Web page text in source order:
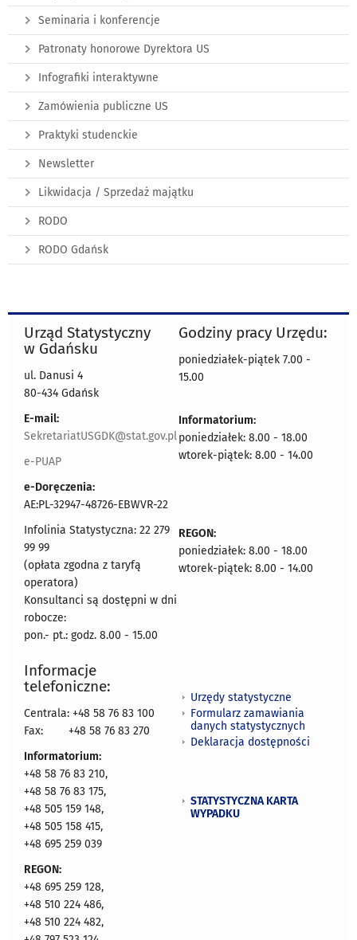
Seminaria i konferencje
Patronaty honorowe Dyrektora US
Infografiki interaktywne
Zamówienia publiczne US
Praktyki studenckie
Newsletter
Likwidacja / Sprzedaż majątku
RODO
RODO Gdańsk
Urząd Statystyczny
w Gdańsku
ul. Danusi 4
80-434 Gdańsk
E-mail:
SekretariatUSGDK@stat.gov.pl
e-PUAP
e-Doręczenia:
AE:PL-32947-48726-EBWVR-22
Infolinia Statystyczna: 22 279
99 99
(opłata zgodna z taryfą
operatora)
Konsultanci są dostępni w dni
robocze:
pon.- pt.: godz. 8.00 - 15.00
Godziny pracy Urzędu:
poniedziałek-piątek 7.00 -
15.00
Informatorium:
poniedziałek: 8.00 - 18.00
wtorek-piątek: 8.00 - 14.00
REGON:
poniedziałek: 8.00 - 18.00
wtorek-piątek: 8.00 - 14.00
Informacje
telefoniczne:
Centrala: +48 58 76 83 100
Fax:
+48 58 76 83 270
Informatorium:
+48 58 76 83 210,
+48 58 76 83 175,
+48 505 159 148,
+48 505 158 415,
+48 695 259 039
REGON:
+48 695 259 128,
+48 510 224 486,
+48 510 224 482,
Urzędy statystyczne
Formularz zamawiania
danych statystycznych
Deklaracja dostępności
STATYSTYCZNA KARTA
WYPADKU